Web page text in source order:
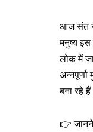
आज संत
मनुष्य
लोक में
बना रहे
👉